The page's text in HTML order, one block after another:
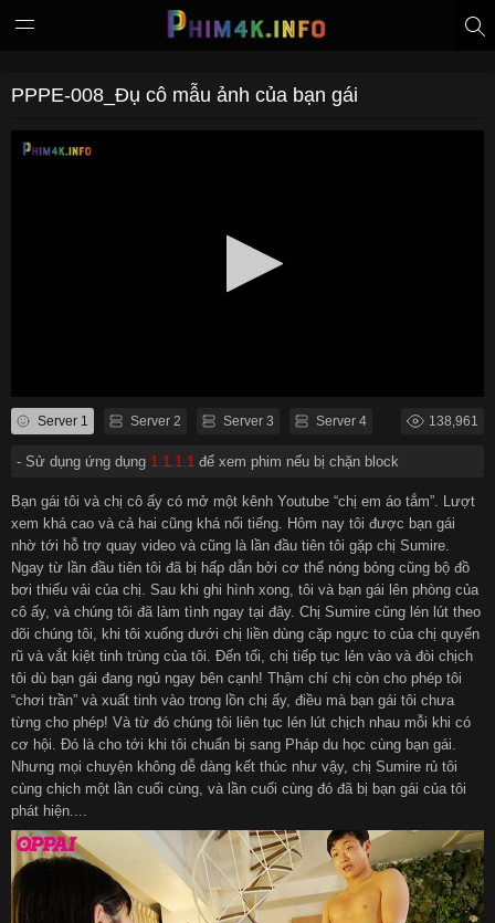
PPPE-008_Đụ cô mẫu ảnh của bạn gái
Server 1 Server 2 Server 3 Server 4 138,961
- Sử dụng ứng dụng 1.1.1.1 để xem phim nếu bị chặn block
Bạn gái tôi và chị cô ấy có mở một kênh Youtube “chị em áo tắm”. Lượt
xem khá cao và cả hai cũng khá nổi tiếng. Hôm nay tôi được bạn gái
nhờ tới hỗ trợ quay video và cũng là lần đầu tiên tôi gặp chị Sumire.
Ngay từ lần đầu tiên tôi đã bị hấp dẫn bởi cơ thể nóng bỏng cũng bộ đồ
bơi thiếu vải của chị. Sau khi ghi hình xong, tôi và bạn gái lên phòng của
cô ấy, và chúng tôi đã làm tình ngay tại đây. Chị Sumire cũng lén lút theo
dõi chúng tôi, khi tôi xuống dưới chị liền dùng cặp ngực to của chị quyến
rũ và vắt kiệt tinh trùng của tôi. Đến tối, chị tiếp tục lẻn vào và đòi chịch
tôi dù bạn gái đang ngủ ngay bên cạnh! Thậm chí chị còn cho phép tôi
“chơi trần” và xuất tinh vào trong lồn chị ấy, điều mà bạn gái tôi chưa
từng cho phép! Và từ đó chúng tôi liên tục lén lút chịch nhau mỗi khi có
cơ hội. Đó là cho tới khi tôi chuẩn bị sang Pháp du học cùng bạn gái.
Nhưng mọi chuyện không dễ dàng kết thúc như vậy, chị Sumire rủ tôi
cùng chịch một lần cuối cùng, và lần cuối cùng đó đã bị bạn gái của tôi
phát hiện....